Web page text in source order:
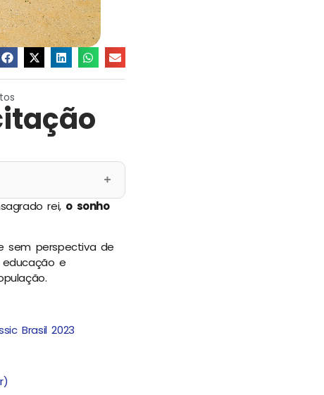
rei, o sonho
sem perspectiva de
e
Brasil 2023